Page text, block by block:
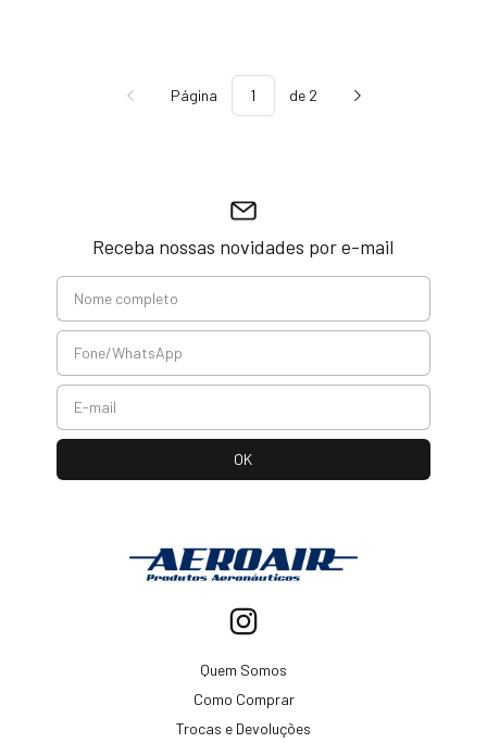
Página de 2
Receba nossas novidades por e-mail
Quem Somos
Como Comprar
Trocas e Devoluções